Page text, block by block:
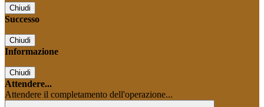
Chiudi
Successo
Chiudi
Informazione
Chiudi
Attendere...
Attendere il completamento dell'operazione...